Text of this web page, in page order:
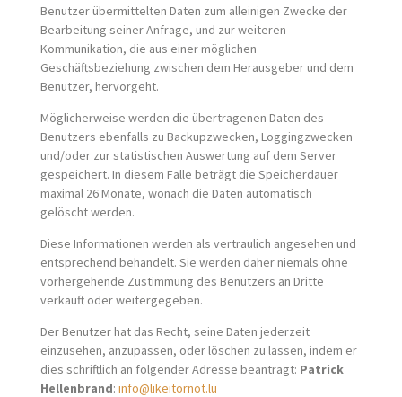
Benutzer übermittelten Daten zum alleinigen Zwecke der
Bearbeitung seiner Anfrage, und zur weiteren
Kommunikation, die aus einer möglichen
Geschäftsbeziehung zwischen dem Herausgeber und dem
Benutzer, hervorgeht.
Möglicherweise werden die übertragenen Daten des
Benutzers ebenfalls zu Backupzwecken, Loggingzwecken
und/oder zur statistischen Auswertung auf dem Server
gespeichert. In diesem Falle beträgt die Speicherdauer
maximal 26 Monate, wonach die Daten automatisch
gelöscht werden.
Diese Informationen werden als vertraulich angesehen und
entsprechend behandelt. Sie werden daher niemals ohne
vorhergehende Zustimmung des Benutzers an Dritte
verkauft oder weitergegeben.
Der Benutzer hat das Recht, seine Daten jederzeit
einzusehen, anzupassen, oder löschen zu lassen, indem er
dies schriftlich an folgender Adresse beantragt: Patrick
Hellenbrand: info@likeitornot.lu